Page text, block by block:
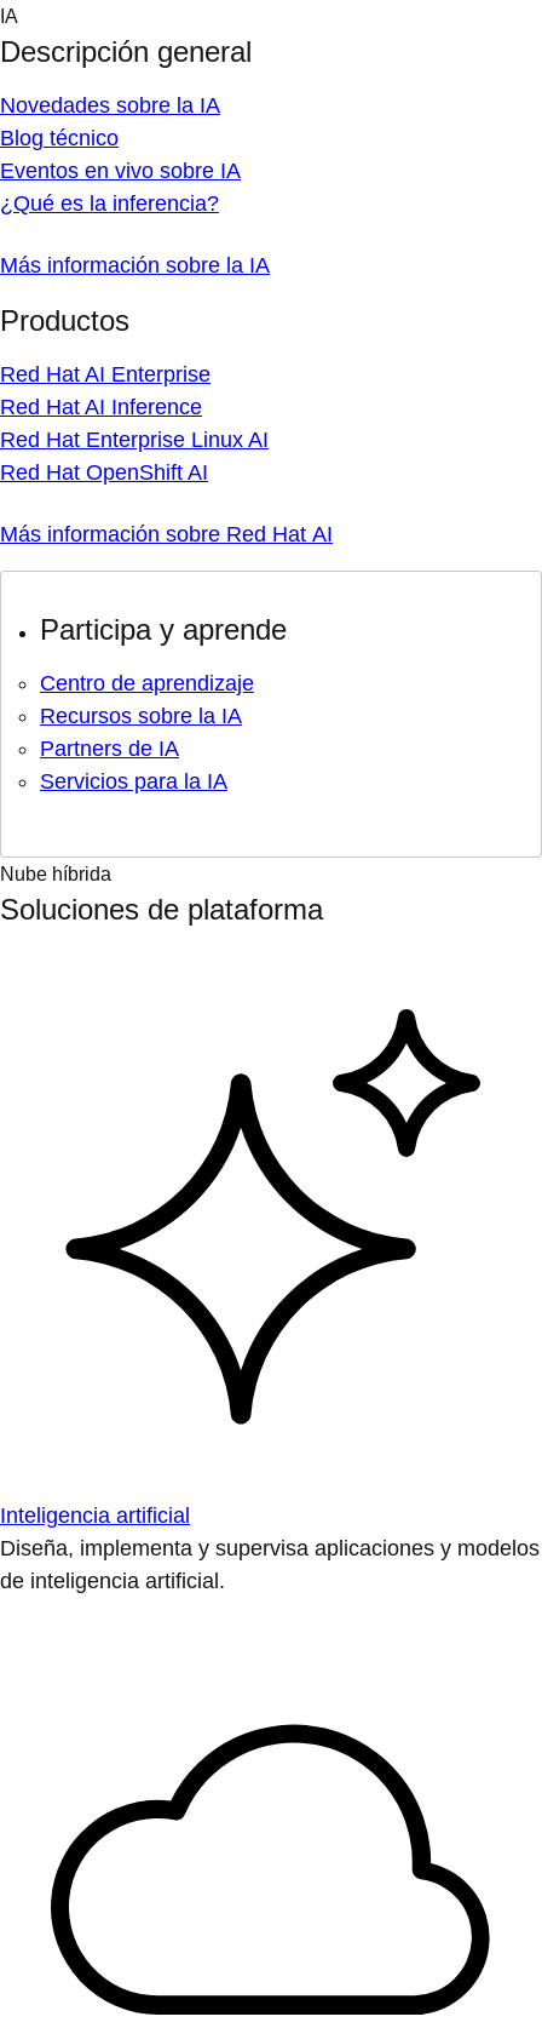
Skip
content
IA
Descripción general
Novedades sobre la IA
Blog técnico
Eventos en vivo sobre IA
¿Qué es la inferencia?
Más información sobre la IA
Productos
Red Hat AI Enterprise
Red Hat AI Inference
Red Hat Enterprise Linux AI
Red Hat OpenShift AI
Más información sobre Red Hat AI
Participa y aprende
Centro de aprendizaje
Recursos sobre la IA
Partners de IA
Servicios para la IA
Nube híbrida
Soluciones de plataforma
Inteligencia artificial
Diseña, implementa y supervisa aplicaciones y modelos
de inteligencia artificial.